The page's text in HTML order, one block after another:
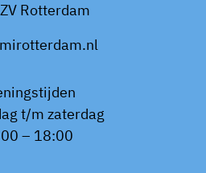
Rotterdam
t/m zaterdag
– 18:00